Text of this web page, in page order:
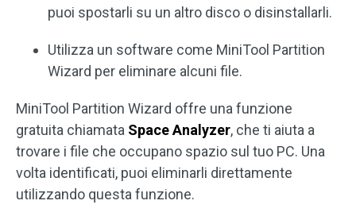
puoi spostarli su un altro disco o disinstallarli.
Utilizza un software come MiniTool Partition
Wizard per eliminare alcuni file.
MiniTool Partition Wizard offre una funzione
gratuita chiamata Space Analyzer, che ti aiuta a
trovare i file che occupano spazio sul tuo PC. Una
volta identificati, puoi eliminarli direttamente
utilizzando questa funzione.